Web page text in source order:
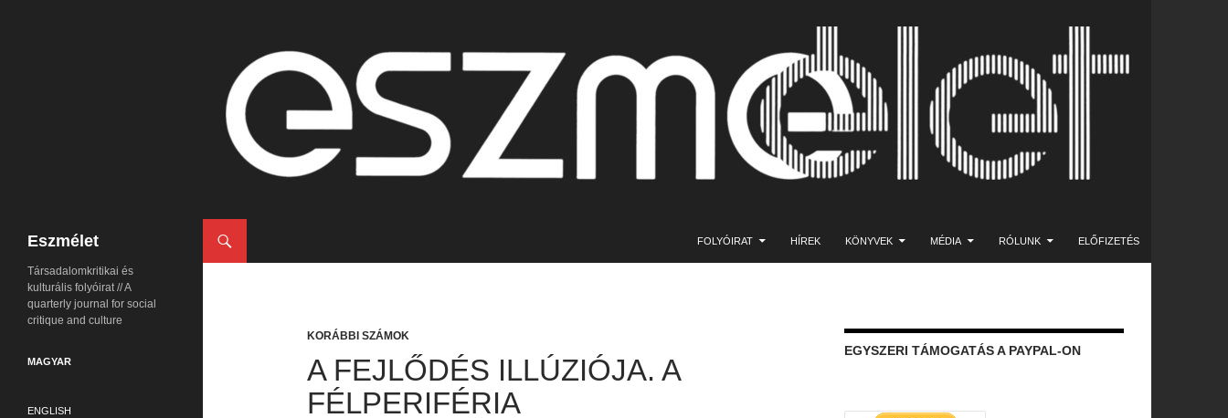
Eszmélet
FOLYÓIRAT
HÍREK KÖNYVEK MÉDIA RÓLUNK ELŐFIZETÉS
KORÁBBI SZÁMOK
A FEJLŐDÉS ILLÚZIÓJA. A
FÉLPERIFÉRIA
EGYSZERI TÁMOGATÁS A PAYPAL-ON
Társadalomkritikai és
kulturális folyóirat // A
quarterly journal for social
critique and culture
MAGYAR
ENGLISH